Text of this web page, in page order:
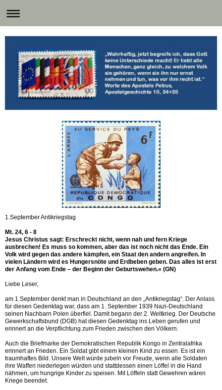
1.September Antikriegstag
Mt. 24, 6 - 8
Jesus Christus sagt: Erschreckt nicht, wenn nah und fern Kriege
ausbrechen! Es muss so kommen, aber das ist noch nicht das Ende. Ein
Volk wird gegen das andere kämpfen, ein Staat den andern angreifen. In
vielen Ländern wird es Hungersnöte und Erdbeben geben. Das alles ist erst
der Anfang vom Ende – der Beginn der Geburtswehen.« (GN)
Liebe Leser,
am 1.September denkt man in Deutschland an den „Antikriegstag“. Der Anlass
für diesen Gedenktag war, dass am 1. September 1939 Nazi-Deutschland
seinen Nachbarn Polen überfiel. Damit begann der 2. Weltkrieg. Der Deutsche
Gewerkschaftsbund (DGB) hat diesen Gedenktag ins Leben gerufen und
erinnert an die Verpflichtung zum Frieden zwischen den Völkern.
Auch die Briefmarke der Demokratischen Republik Kongo in Zentralafrika
erinnert an Frieden. Ein Soldat gibt einem kleinen Kind zu essen. Es ist ein
traumhaftes Bild. Unsere Welt würde jubeln vor Freude, wenn alle Soldaten
ihre Waffen niederlegen würden und stattdessen einen Löffel in die Hand
nähmen, um hungrige Kinder zu speisen. Mit Löffeln statt Gewehren wären
Kriege beendet.